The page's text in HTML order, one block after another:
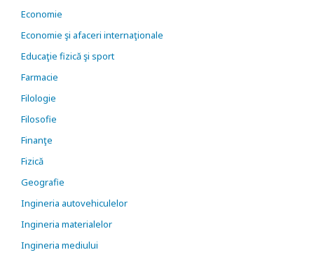
Economie
Economie şi afaceri internaţionale
Educaţie fizică şi sport
Farmacie
Filologie
Filosofie
Finanţe
Fizică
Geografie
Ingineria autovehiculelor
Ingineria materialelor
Ingineria mediului